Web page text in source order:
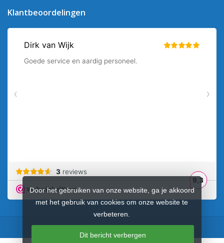
Klantbeoordelingen
Door het gebruiken van onze website, ga je akkoord
met het gebruik van cookies om onze website te
verbeteren.
Dit bericht verbergen